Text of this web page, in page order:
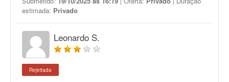
estimada: Privado
Leonardo S.
Rejeitada